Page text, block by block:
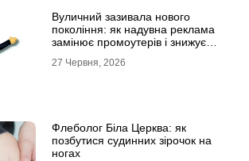
Вуличний зазивала нового
покоління: як надувна реклама
замінює промоутерів і знижує
27 Червня, 2026
Флеболог Біла Церква: як
позбутися судинних зірочок на
ногах